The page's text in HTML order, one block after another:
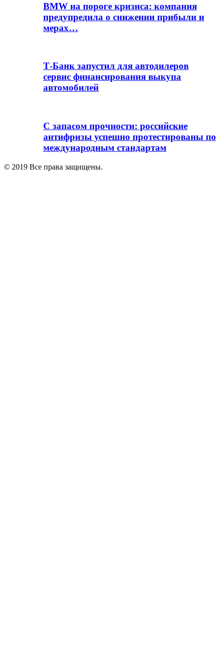
BMW на пороге кризиса: компания
предупредила о снижении прибыли и
мерах…
Т-Банк запустил для автодилеров
сервис финансирования выкупа
автомобилей
С запасом прочности: российские
антифризы успешно протестированы по
международным стандартам
© 2019 Все права защищены.